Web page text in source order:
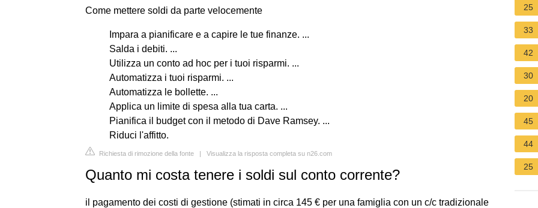
Come mettere soldi da parte velocemente
Impara a pianificare e a capire le tue finanze. ...
Salda i debiti. ...
Utilizza un conto ad hoc per i tuoi risparmi. ...
Automatizza i tuoi risparmi. ...
Automatizza le bollette. ...
Applica un limite di spesa alla tua carta. ...
Pianifica il budget con il metodo di Dave Ramsey. ...
Riduci l'affitto.
Richiesta di rimozione della fonte | Visualizza la risposta completa su n26.com
Quanto mi costa tenere i soldi sul conto corrente?
il pagamento dei costi di gestione (stimati in circa 145 € per una famiglia con un c/c tradizionale
25
33
42
30
20
45
44
25